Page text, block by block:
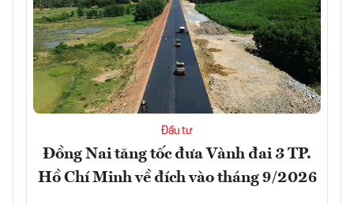
Đầu tư
Đồng Nai tăng tốc đưa Vành đai 3 TP.
Hồ Chí Minh về đích vào tháng 9/2026